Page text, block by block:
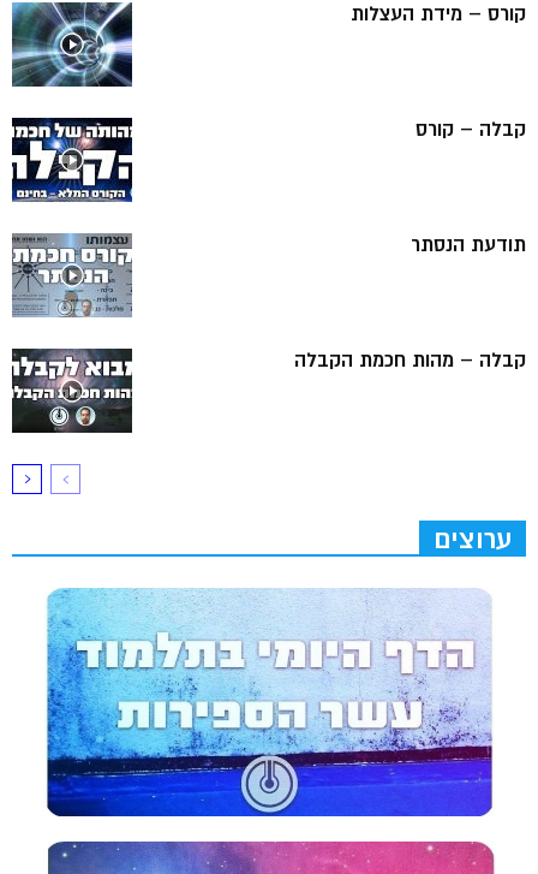
קורס – מידת העצלות
קבלה – קורס
תודעת הנסתר
קבלה – מהות חכמת הקבלה
ערוצים